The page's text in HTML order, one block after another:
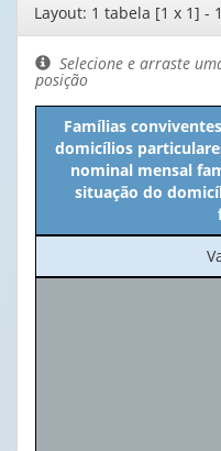
Editor
de
layout
Layout: 1 tabela [1 x 1] -
Selecione e arraste
posição
Famílias
domicílios
nominal mensal
situação do